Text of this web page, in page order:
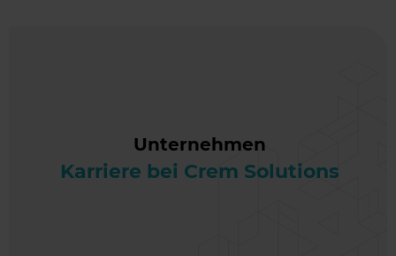
Unternehmen
Karriere bei Crem Solutions